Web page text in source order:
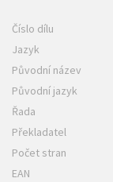
Číslo dílu
Jazyk
Původní název
Původní jazyk
Řada
Překladatel
Počet stran
EAN